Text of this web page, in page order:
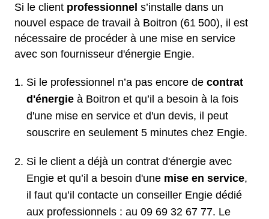
Si le client professionnel s’installe dans un
nouvel espace de travail à Boitron (61 500), il est
nécessaire de procéder à une mise en service
avec son fournisseur d'énergie Engie.
Si le professionnel n’a pas encore de contrat
d'énergie à Boitron et qu’il a besoin à la fois
d'une mise en service et d'un devis, il peut
souscrire en seulement 5 minutes chez Engie.
Si le client a déjà un contrat d'énergie avec
Engie et qu’il a besoin d'une mise en service,
il faut qu’il contacte un conseiller Engie dédié
aux professionnels : au 09 69 32 67 77. Le